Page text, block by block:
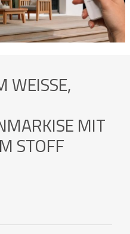
M
MIT T
STOFF